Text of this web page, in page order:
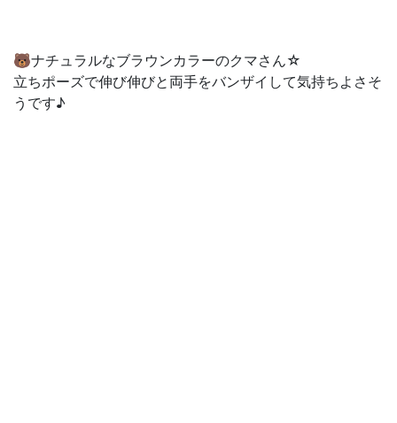
🐻ナチュラルなブラウンカラーのクマさん☆
立ちポーズで伸び伸びと両手をバンザイして気持ちよさそ
うです♪